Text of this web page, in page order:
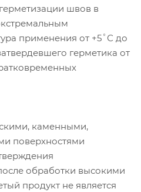
швов в
применения от +5˚С до
герметика от
каменными,
поверхностями
обработки высокими
продукт не является